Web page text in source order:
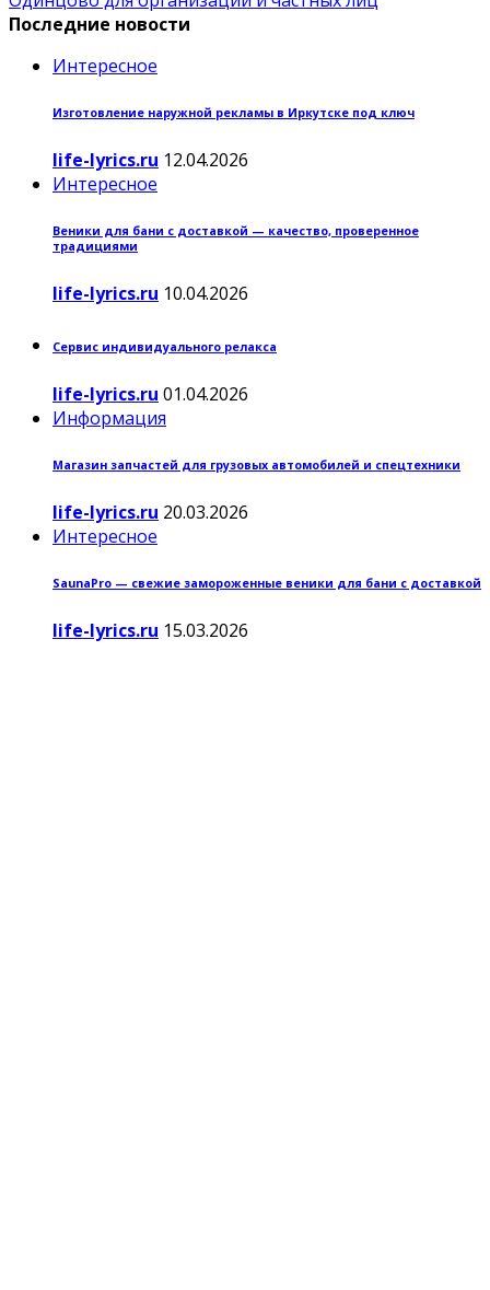
Последние новости
Интересное
Изготовление наружной рекламы в Иркутске под ключ
life-lyrics.ru 12.04.2026
Интересное
Веники для бани с доставкой — качество, проверенное
традициями
life-lyrics.ru 10.04.2026
Сервис индивидуального релакса
life-lyrics.ru 01.04.2026
Информация
Магазин запчастей для грузовых автомобилей и спецтехники
life-lyrics.ru 20.03.2026
Интересное
SaunaPro — свежие замороженные веники для бани с доставкой
life-lyrics.ru 15.03.2026